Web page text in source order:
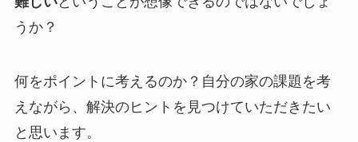
うか？
何をポイントに考えるのか？自分の家の課題を考
えながら、解決のヒントを見つけていただきたい
と思います。